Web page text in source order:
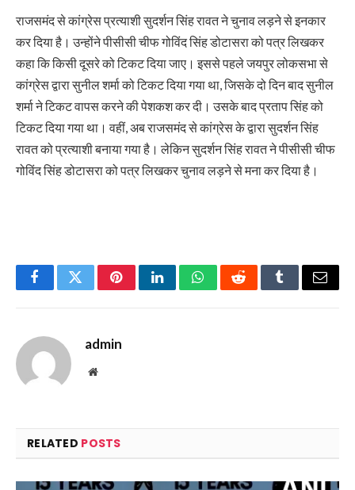
राजसमंद से कांग्रेस प्रत्याशी सुदर्शन सिंह रावत ने चुनाव लड़ने से इनकार
कर दिया है। उन्होंने पीसीसी चीफ गोविंद सिंह डोटासरा को पत्र लिखकर
कहा कि किसी दूसरे को टिकट दिया जाए। इससे पहले जयपुर लोकसभा से
कांग्रेस द्वारा सुनील शर्मा को टिकट दिया गया था, जिसके दो दिन बाद सुनील
शर्मा ने टिकट वापस करने की पेशकश कर दी। उसके बाद प्रताप सिंह को
टिकट दिया गया था। वहीं, अब राजसमंद से कांग्रेस के द्वारा सुदर्शन सिंह
रावत को प्रत्याशी बनाया गया है। लेकिन सुदर्शन सिंह रावत ने पीसीसी चीफ
गोविंद सिंह डोटासरा को पत्र लिखकर चुनाव लड़ने से मना कर दिया है।
FacebookTwitterPinterestLinkedInWhatsAppRedditTumblrEmail
admin
Website
RELATED POSTS